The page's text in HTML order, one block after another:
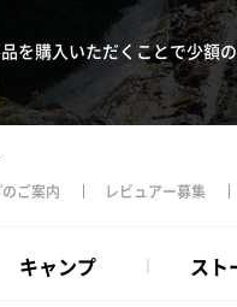
を購入いただくことで少額
ご案内 レビュアー募集
キャンプ スト